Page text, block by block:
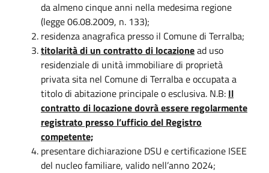
da almeno cinque anni nella medesima regione
(legge 06.08.2009, n. 133);
residenza anagrafica presso il Comune di Terralba;
titolarità di un contratto di locazionead uso
residenziale di unità immobiliare di proprietà
privata sita nel Comune di Terralba e occupata a
titolo di abitazione principale o esclusiva. N.B: Il
contratto di locazione dovrà essere regolarmente
registrato presso l’ufficio del Registro
competente;
presentare dichiarazione DSU e certificazione ISEE
del nucleo familiare, valido nell’anno 2024;